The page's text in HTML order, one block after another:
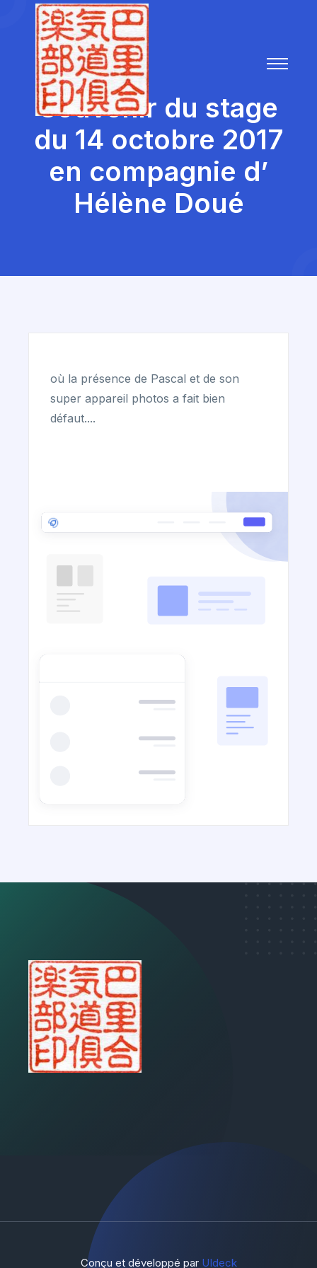
Souvenir du stage
du 14 octobre 2017
en compagnie d’
Hélène Doué
où la présence de Pascal et de son
super appareil photos a fait bien
défaut....
Conçu et développé par UIdeck